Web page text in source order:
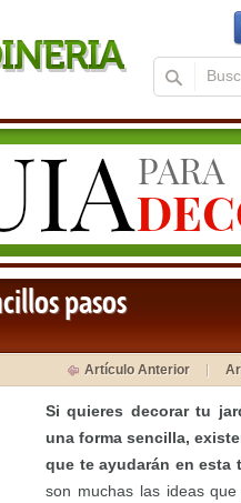
pasos
Artículo Anterior
Si quieres decorar tu
una forma sencilla,
que te ayudarán en esta
son muchas las ideas